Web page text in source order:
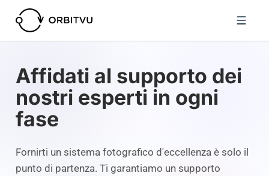
Affidati al supporto dei
nostri esperti in ogni
fase
Fornirti un sistema fotografico d'eccellenza è solo il
punto di partenza. Ti garantiamo un supporto